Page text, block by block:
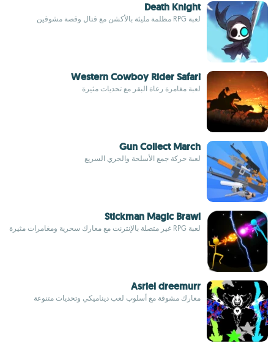
Death Knight
لعبة RPG مظلمة مليئة بالأكشن مع قتال وقصة مشوقين
Western Cowboy Rider Safari
لعبة مغامرة رعاة البقر مع تحديات مثيرة
Gun Collect March
لعبة حركة جمع الأسلحة والجري السريع
Stickman Magic Brawl
لعبة RPG غير متصلة بالإنترنت مع معارك سحرية ومغامرات مثيرة
Asriel dreemurr
معارك مشوقة مع أسلوب لعب ديناميكي وتحديات متنوعة